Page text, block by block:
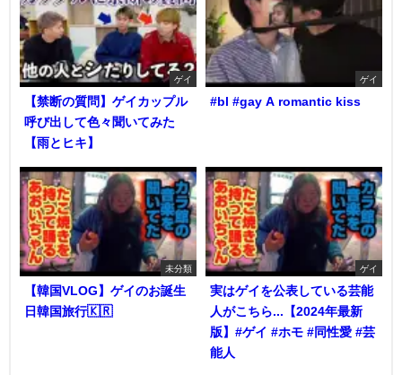
ゲイ
【禁断の質問】ゲイカップル
呼び出して色々聞いてみた
【雨とヒキ】
ゲイ
#bl #gay A romantic kiss
未分類
【韓国VLOG】ゲイのお誕生
日韓国旅行🇰🇷
ゲイ
実はゲイを公表している芸能
人がこちら...【2024年最新
版】#ゲイ #ホモ #同性愛 #芸
能人